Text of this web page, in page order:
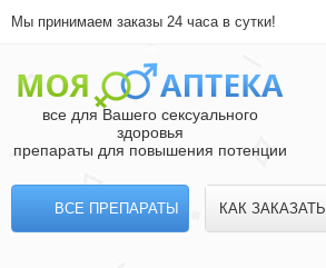
Мы принимаем заказы 24 часа в сутки!
все для Вашего сексуального
здоровья
препараты для повышения потенции
ВСЕ ПРЕПАРАТЫ КАК ЗАКАЗАТЬ